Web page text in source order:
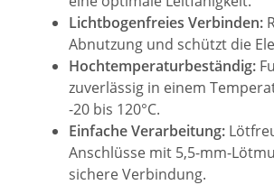
Lichtbogenfreies Verbinden:
Abnutzung und schützt die
Hochtemperaturbeständig:
zuverlässig in einem
-20 bis 120°C.
Einfache Verarbeitung:
Anschlüsse mit 5,5-mm-
sichere Verbindung.